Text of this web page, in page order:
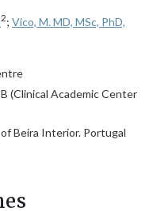
2; Vico, M. MD, MSc, PhD,
(Clinical Academic Center
Beira Interior. Portugal